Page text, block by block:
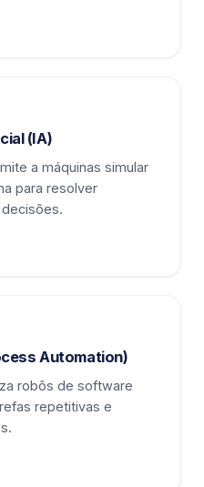
(IA)
a máquinas simular
para resolver
Automation)
robôs de software
repetitivas e